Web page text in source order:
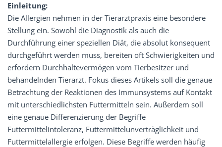
Einleitung:
Die Allergien nehmen in der Tierarztpraxis eine besondere
Stellung ein. Sowohl die Diagnostik als auch die
Durchführung einer speziellen Diät, die absolut konsequent
durchgeführt werden muss, bereiten oft Schwierigkeiten und
erfordern Durchhaltevermögen vom Tierbesitzer und
behandelnden Tierarzt. Fokus dieses Artikels soll die genaue
Betrachtung der Reaktionen des Immunsystems auf Kontakt
mit unterschiedlichsten Futtermitteln sein. Außerdem soll
eine genaue Differenzierung der Begriffe
Futtermittelintoleranz, Futtermittelunverträglichkeit und
Futtermittelallergie erfolgen. Diese Begriffe werden häufig